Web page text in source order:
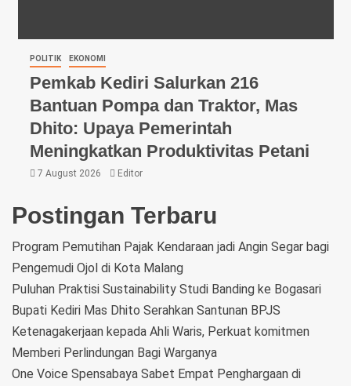
POLITIK EKONOMI
Pemkab Kediri Salurkan 216
Bantuan Pompa dan Traktor, Mas
Dhito: Upaya Pemerintah
Meningkatkan Produktivitas Petani
7 August 2026 Editor
Postingan Terbaru
Program Pemutihan Pajak Kendaraan jadi Angin Segar bagi
Pengemudi Ojol di Kota Malang
Puluhan Praktisi Sustainability Studi Banding ke Bogasari
Bupati Kediri Mas Dhito Serahkan Santunan BPJS
Ketenagakerjaan kepada Ahli Waris, Perkuat komitmen
Memberi Perlindungan Bagi Warganya
One Voice Spensabaya Sabet Empat Penghargaan di